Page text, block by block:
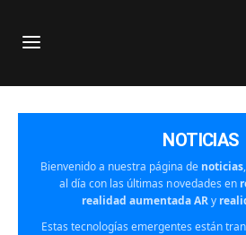
NOTICIAS
Bienvenido a nuestra página de noticias
al día con las últimas novedades en
realidad aumentada ARy
Estas tecnologías emergentes están